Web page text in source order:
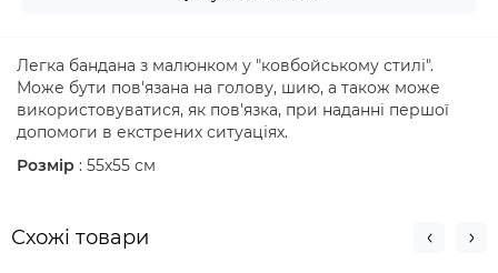
Легка бандана з малюнком у "ковбойському стилі".
Може бути пов'язана на голову, шию, а також може
використовуватися, як пов'язка, при наданні першої
допомоги в екстрених ситуаціях.
Розмір : 55х55 см
Схожi товари